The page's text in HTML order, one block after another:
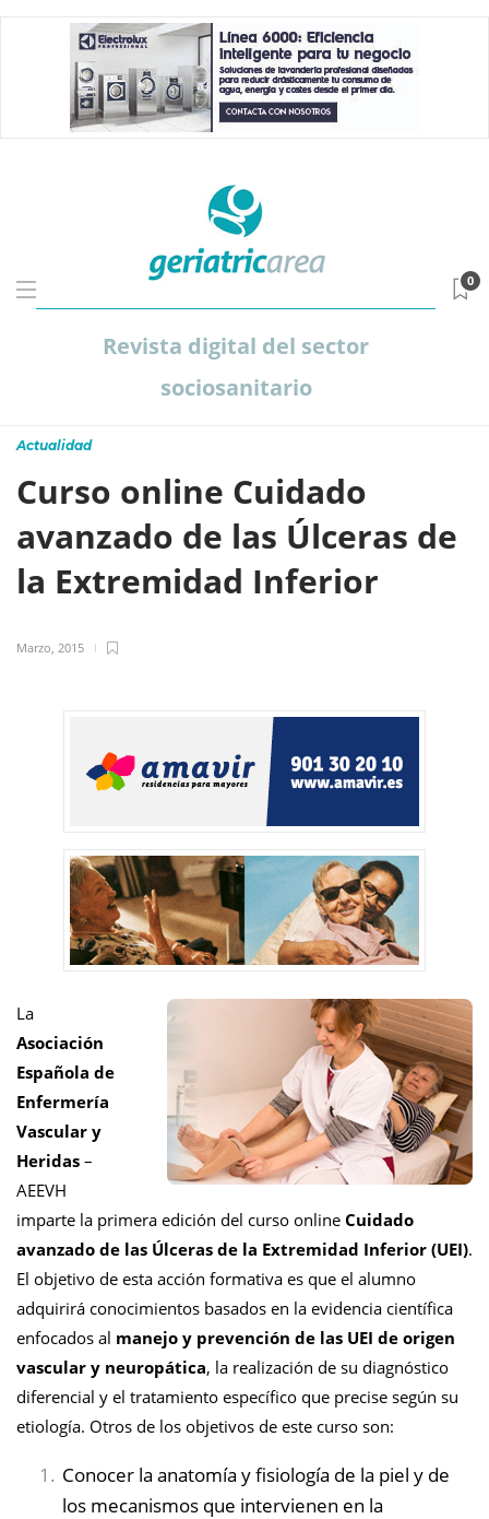
Revista digital del sector
sociosanitario
0
Actualidad
Curso online Cuidado
avanzado de las Úlceras de
la Extremidad Inferior
Marzo, 2015
La
Asociación
Española de
Enfermería
Vascular y
Heridas –
AEEVH
imparte la primera edición del curso online Cuidado
avanzado de las Úlceras de la Extremidad Inferior (UEI).
El objetivo de esta acción formativa es que el alumno
adquirirá conocimientos basados en la evidencia científica
enfocados al manejo y prevención de las UEI de origen
vascular y neuropática, la realización de su diagnóstico
diferencial y el tratamiento específico que precise según su
etiología. Otros de los objetivos de este curso son:
Conocer la anatomía y fisiología de la piel y de
los mecanismos que intervienen en la